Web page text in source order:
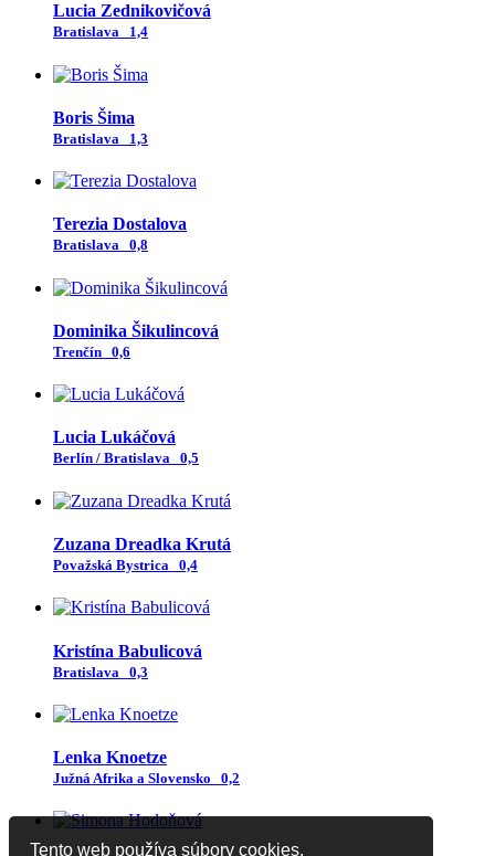
Tento web používa súbory cookies.
Lucia Zednikovičová
Bratislava 1,4
Boris Šima
Bratislava 1,3
Terezia Dostalova
Bratislava 0,8
Dominika Šikulincová
Trenčín 0,6
Lucia Lukáčová
Berlín / Bratislava 0,5
Zuzana Dreadka Krutá
Považská Bystrica 0,4
Kristína Babulicová
Bratislava 0,3
Lenka Knoetze
Južná Afrika a Slovensko 0,2